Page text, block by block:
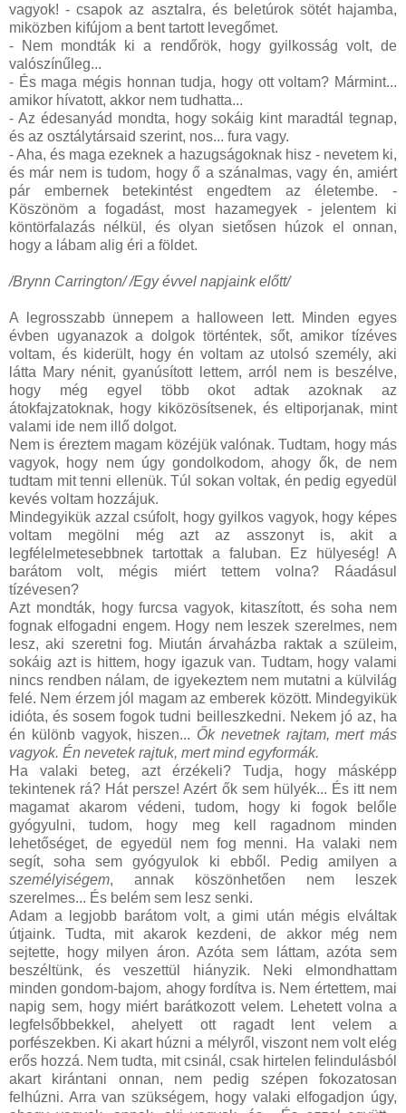
vagyok! - csapok az asztalra, és beletúrok sötét hajamba,
miközben kifújom a bent tartott levegőmet.
- Nem mondták ki a rendőrök, hogy gyilkosság volt, de
valószínűleg...
- És maga mégis honnan tudja, hogy ott voltam? Mármint...
amikor hívatott, akkor nem tudhatta...
- Az édesanyád mondta, hogy sokáig kint maradtál tegnap,
és az osztálytársaid szerint, nos... fura vagy.
- Aha, és maga ezeknek a hazugságoknak hisz - nevetem ki,
és már nem is tudom, hogy ő a szánalmas, vagy én, amiért
pár embernek betekintést engedtem az életembe. -
Köszönöm a fogadást, most hazamegyek - jelentem ki
köntörfalazás nélkül, és olyan sietősen húzok el onnan,
hogy a lábam alig éri a földet.
/Brynn Carrington/ /Egy évvel napjaink előtt/
A legrosszabb ünnepem a halloween lett. Minden egyes
évben ugyanazok a dolgok történtek, sőt, amikor tízéves
voltam, és kiderült, hogy én voltam az utolsó személy, aki
látta Mary nénit, gyanúsított lettem, arról nem is beszélve,
hogy még egyel több okot adtak azoknak az
átokfajzatoknak, hogy kiközösítsenek, és eltiporjanak, mint
valami ide nem illő dolgot.
Nem is éreztem magam közéjük valónak. Tudtam, hogy más
vagyok, hogy nem úgy gondolkodom, ahogy ők, de nem
tudtam mit tenni ellenük. Túl sokan voltak, én pedig egyedül
kevés voltam hozzájuk.
Mindegyikük azzal csúfolt, hogy gyilkos vagyok, hogy képes
voltam megölni még azt az asszonyt is, akit a
legfélelmetesebbnek tartottak a faluban. Ez hülyeség! A
barátom volt, mégis miért tettem volna? Ráadásul
tízévesen?
Azt mondták, hogy furcsa vagyok, kitaszított, és soha nem
fognak elfogadni engem. Hogy nem leszek szerelmes, nem
lesz, aki szeretni fog. Miután árvaházba raktak a szüleim,
sokáig azt is hittem, hogy igazuk van. Tudtam, hogy valami
nincs rendben nálam, de igyekeztem nem mutatni a külvilág
felé. Nem érzem jól magam az emberek között. Mindegyikük
idióta, és sosem fogok tudni beilleszkedni. Nekem jó az, ha
én különb vagyok, hiszen... Ők nevetnek rajtam, mert más
vagyok. Én nevetek rajtuk, mert mind egyformák.
Ha valaki beteg, azt érzékeli? Tudja, hogy másképp
tekintenek rá? Hát persze! Azért ők sem hülyék... És itt nem
magamat akarom védeni, tudom, hogy ki fogok belőle
gyógyulni, tudom, hogy meg kell ragadnom minden
lehetőséget, de egyedül nem fog menni. Ha valaki nem
segít, soha sem gyógyulok ki ebből. Pedig amilyen a
személyiségem, annak köszönhetően nem leszek
szerelmes... És belém sem lesz senki.
Adam a legjobb barátom volt, a gimi után mégis elváltak
útjaink. Tudta, mit akarok kezdeni, de akkor még nem
sejtette, hogy milyen áron. Azóta sem láttam, azóta sem
beszéltünk, és veszettül hiányzik. Neki elmondhattam
minden gondom-bajom, ahogy fordítva is. Nem értettem, mai
napig sem, hogy miért barátkozott velem. Lehetett volna a
legfelsőbbekkel, ahelyett ott ragadt lent velem a
porfészekben. Ki akart húzni a mélyről, viszont nem volt elég
erős hozzá. Nem tudta, mit csinál, csak hirtelen felindulásból
akart kirántani onnan, nem pedig szépen fokozatosan
felhúzni. Arra van szükségem, hogy valaki elfogadjon úgy,